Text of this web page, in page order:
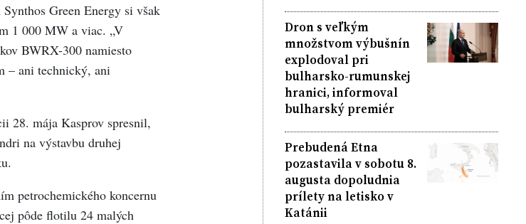
Green Energy si však
1 000 MW a viac. „V
BWRX-300 namiesto
– ani technický, ani
28. mája Kasprov spresnil,
na výstavbu druhej
petrochemického koncernu
pôde flotilu 24 malých
Dron s veľkým
množstvom výbušnín
explodoval pri
bulharsko-rumunskej
hranici, informoval
bulharský premiér
Prebudená Etna
pozastavila v sobotu 8.
augusta dopoludnia
prílety na letisko v
Katánii